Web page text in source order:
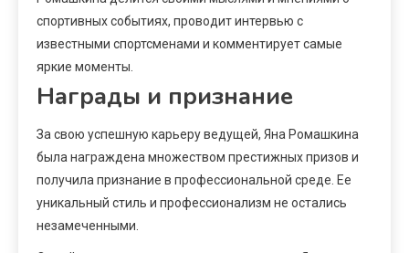
спортивных событиях, проводит интервью с
известными спортсменами и комментирует самые
яркие моменты.
Награды и признание
За свою успешную карьеру ведущей, Яна Ромашкина
была награждена множеством престижных призов и
получила признание в профессиональной среде. Ее
уникальный стиль и профессионализм не остались
незамеченными.